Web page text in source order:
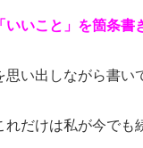
「いいこと」を箇条書
思い出しながら書い
れだけは私が今でも